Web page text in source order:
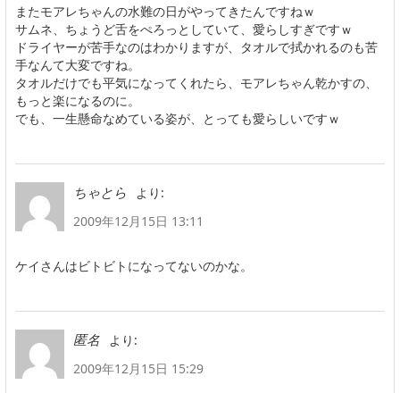
またモアレちゃんの水難の日がやってきたんですねｗ
サムネ、ちょうど舌をぺろっとしていて、愛らしすぎですｗ
ドライヤーが苦手なのはわかりますが、タオルで拭かれるのも苦
手なんて大変ですね。
タオルだけでも平気になってくれたら、モアレちゃん乾かすの、
もっと楽になるのに。
でも、一生懸命なめている姿が、とっても愛らしいですｗ
ちゃとら
より:
2009年12月15日 13:11
ケイさんはビトビトになってないのかな。
匿名
より:
2009年12月15日 15:29